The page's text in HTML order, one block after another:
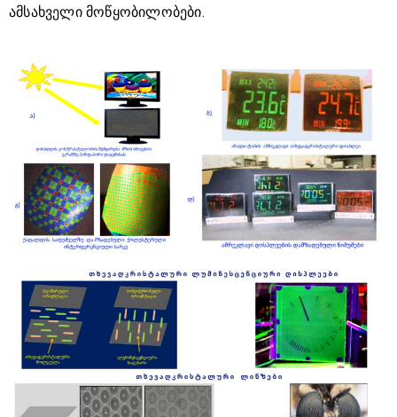
ამსახველი მოწყობილობები.